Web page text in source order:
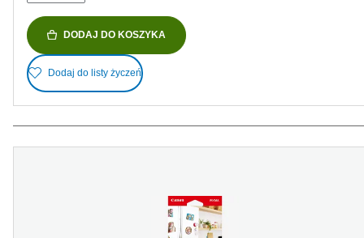
DODAJ DO KOSZYKA
Dodaj do listy życzeń